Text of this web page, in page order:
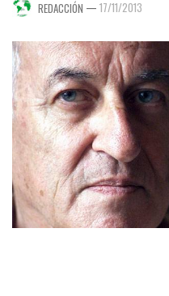
REDACCIÓN — 17/11/2013